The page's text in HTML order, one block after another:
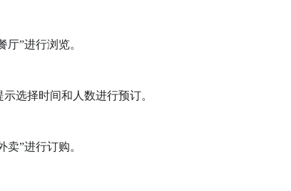
”进行浏览。
选择时间和人数进行预订。
”进行订购。